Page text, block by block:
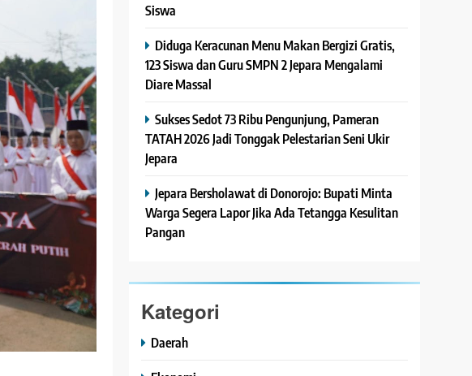
Siswa
Diduga Keracunan Menu Makan Bergizi Gratis,
123 Siswa dan Guru SMPN 2 Jepara Mengalami
Diare Massal
Sukses Sedot 73 Ribu Pengunjung, Pameran
TATAH 2026 Jadi Tonggak Pelestarian Seni Ukir
Jepara
Jepara Bersholawat di Donorojo: Bupati Minta
Warga Segera Lapor Jika Ada Tetangga Kesulitan
Pangan
Kategori
Daerah